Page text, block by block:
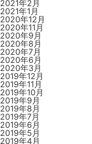
2021年2月
2021年1月
2020年12月
2020年11月
2020年9月
2020年8月
2020年7月
2020年6月
2020年3月
2019年12月
2019年11月
2019年10月
2019年9月
2019年8月
2019年7月
2019年6月
2019年5月
2019年4月